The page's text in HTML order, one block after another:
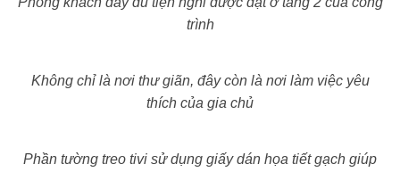
trình
Không chỉ là nơi thư giãn, đây còn là nơi làm việc yêu
thích của gia chủ
Phần tường treo tivi sử dụng giấy dán họa tiết gạch giúp